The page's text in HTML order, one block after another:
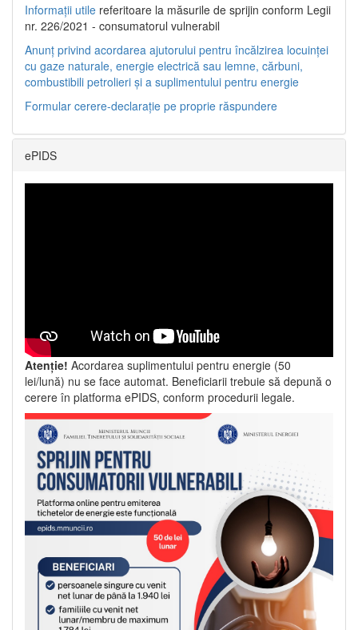
Informații utile referitoare la măsurile de sprijin conform Legii
nr. 226/2021 - consumatorul vulnerabil
Anunț privind acordarea ajutorului pentru încălzirea locuinței
cu gaze naturale, energie electrică sau lemne, cărbuni,
combustibili petrolieri și a suplimentului pentru energie
Formular cerere-declarație pe proprie răspundere
ePIDS
Atenție! Acordarea suplimentului pentru energie (50
lei/lună) nu se face automat. Beneficiarii trebuie să depună o
cerere în platforma ePIDS, conform procedurii legale.